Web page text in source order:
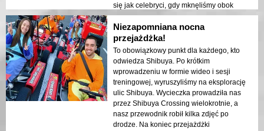
się jak celebryci, gdy mknęliśmy obok
miejscowych i turystów, którzy robili zdjęcia
i machali do nas. To był świetny sposób na
poznanie miasta. Zdecydowanie
poleciłbym to każdemu, kto odwiedza
Tokio!
Niezapomniana nocna
przejażdżka!
To obowiązkowy punkt dla każdego, kto
odwiedza Shibuya. Po krótkim
wprowadzeniu w formie wideo i sesji
treningowej, wyruszyliśmy na eksplorację
ulic Shibuya. Wycieczka prowadziła nas
przez Shibuya Crossing wielokrotnie, a
nasz przewodnik robił kilka zdjęć po
drodze. Na koniec przejażdżki